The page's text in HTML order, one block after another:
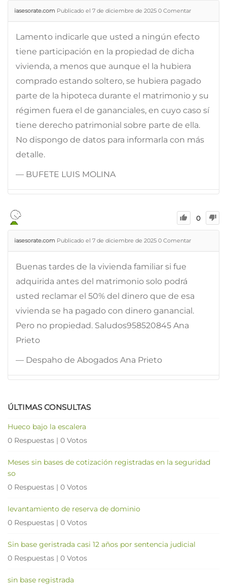
iasesorate.com Publicado el 7 de diciembre de 2025 0 Comentar
Lamento indicarle que usted a ningún efecto
tiene participación en la propiedad de dicha
vivienda, a menos que aunque el la hubiera
comprado estando soltero, se hubiera pagado
parte de la hipoteca durante el matrimonio y su
régimen fuera el de gananciales, en cuyo caso sí
tiene derecho patrimonial sobre parte de ella.
No dispongo de datos para informarla con más
detalle.
— BUFETE LUIS MOLINA
0
iasesorate.com Publicado el 7 de diciembre de 2025 0 Comentar
Buenas tardes de la vivienda familiar si fue
adquirida antes del matrimonio solo podrá
usted reclamar el 50% del dinero que de esa
vivienda se ha pagado con dinero ganancial.
Pero no propiedad. Saludos958520845 Ana
Prieto
— Despaho de Abogados Ana Prieto
ÚLTIMAS CONSULTAS
Hueco bajo la escalera
0 Respuestas | 0 Votos
Meses sin bases de cotización registradas en la seguridad
so
0 Respuestas | 0 Votos
levantamiento de reserva de dominio
0 Respuestas | 0 Votos
Sin base geristrada casi 12 años por sentencia judicial
0 Respuestas | 0 Votos
sin base registrada